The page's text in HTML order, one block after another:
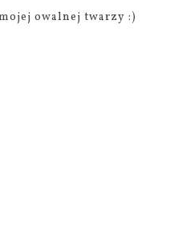
owalnej twarzy :)